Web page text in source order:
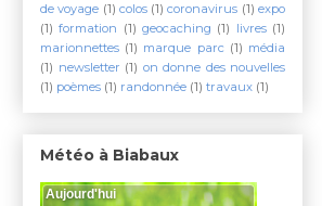
de voyage (1) colos (1) coronavirus (1) expo
(1) formation (1) geocaching (1) livres (1)
marionnettes (1) marque parc (1) média
(1) newsletter (1) on donne des nouvelles
(1) poèmes (1) randonnée (1) travaux (1)
Météo à Biabaux